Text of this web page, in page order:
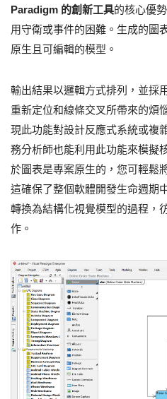
Paradigm 的創新工具的核心優
用守衛或事件的困難。生成的圖
原生且可編輯的模型。
輸出結果以邏輯方式排列，並採
重新定位和線條交叉所帶來的煩
現此功能對設計反應式系統或複
務分析師也能利用此功能來模擬
於圖表是專案原生的，您可輕鬆
這確保了整個軟體開發生命週期
轉換為結構化視覺模型的過程，
作。